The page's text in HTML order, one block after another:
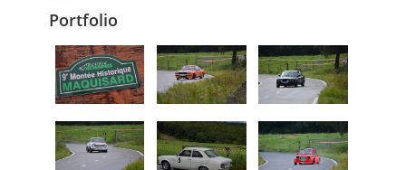
Portfolio